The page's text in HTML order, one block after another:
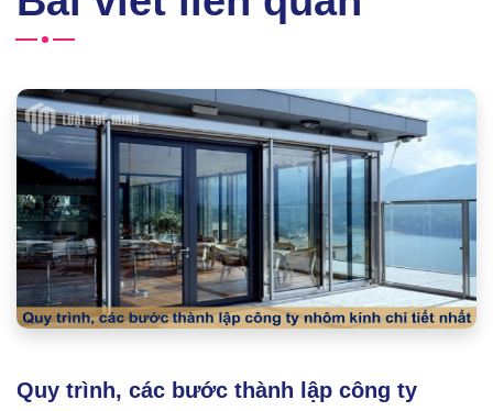
Quy trình, các bước thành lập công ty